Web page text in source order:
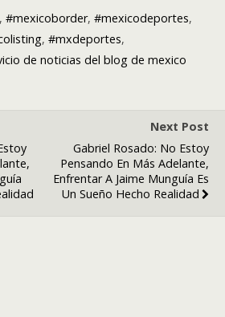
, #mexicoborder, #mexicodeportes,
, #mxdeportes,
de noticias del blog de mexico
Next Post
Gabriel Rosado: No Estoy
Pensando En Más Adelante,
Enfrentar A Jaime Munguía Es
Un Sueño Hecho Realidad